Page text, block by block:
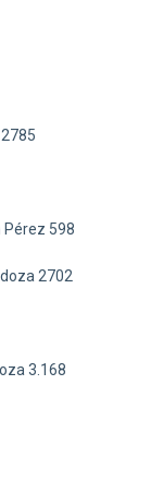
Pérez 598
2702
3.168